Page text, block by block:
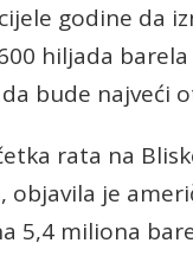
godine da
hiljada
bude najveći
rata na
objavila je
5,4 miliona